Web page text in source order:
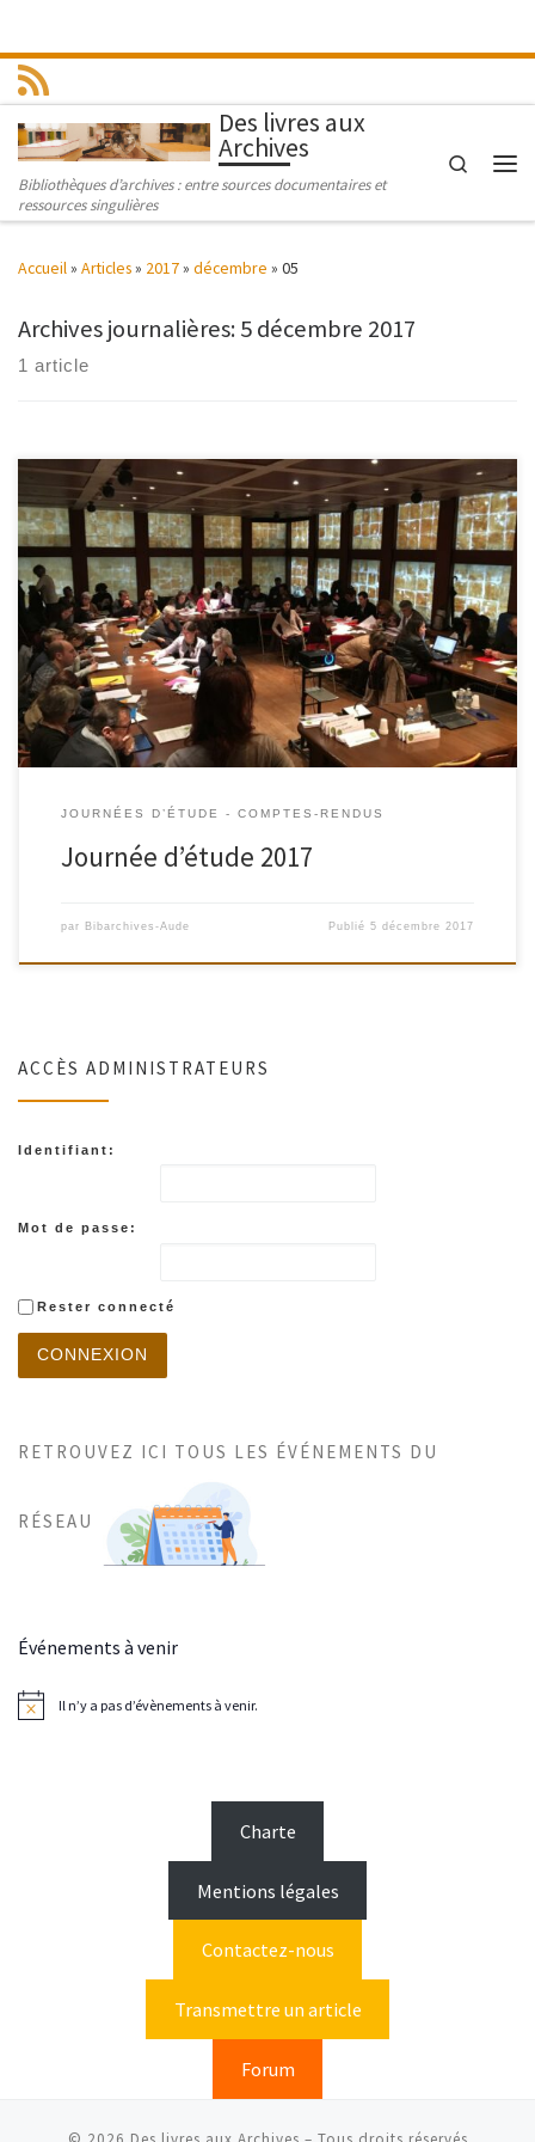
Des livres aux
Archives
Bibliothèques d’archives : entre sources documentaires et
ressources singulières
Search
Accueil» Articles» 2017» décembre » 05
Archives journalières:5 décembre 2017
1 article
La première journée d’étude organisée par la Commission
Bibliothèques d’archives – AAF a eu lieu le 7 décembre 2017 aux
Archives nationales. « Bibliothèques d’archives et bibliothèques
publiques, main dans la main », tel était le sujet choisi par les
membres du réseau Bibliothèques d’archives pour la première journée
d’étude organisée en […]
JOURNÉES D’ÉTUDE - COMPTES-RENDUS
Journée d’étude 2017
par Bibarchives-Aude Publié5 décembre 2017
ACCÈS ADMINISTRATEURS
Identifiant:
Mot de passe:
Rester connecté
CONNEXION
RETROUVEZ ICI TOUS LES ÉVÉNEMENTS DU
RÉSEAU
Événements à venir
Il n’y a pas d’évènements à venir.
Charte
Mentions légales
Contactez-nous
Transmettre un article
Forum